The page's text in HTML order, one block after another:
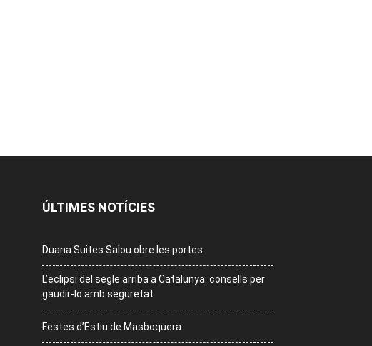
ÚLTIMES NOTÍCIES
Duana Suites Salou obre les portes
L’eclipsi del segle arriba a Catalunya: consells per
gaudir-lo amb seguretat
Festes d’Estiu de Masboquera